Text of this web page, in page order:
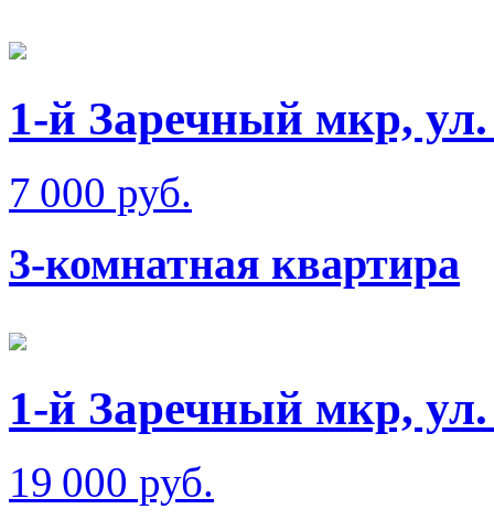
1-й Заречный мкр,
7 000 руб.
3-комнатная квартира
1-й Заречный мкр, ул.
19 000 руб.